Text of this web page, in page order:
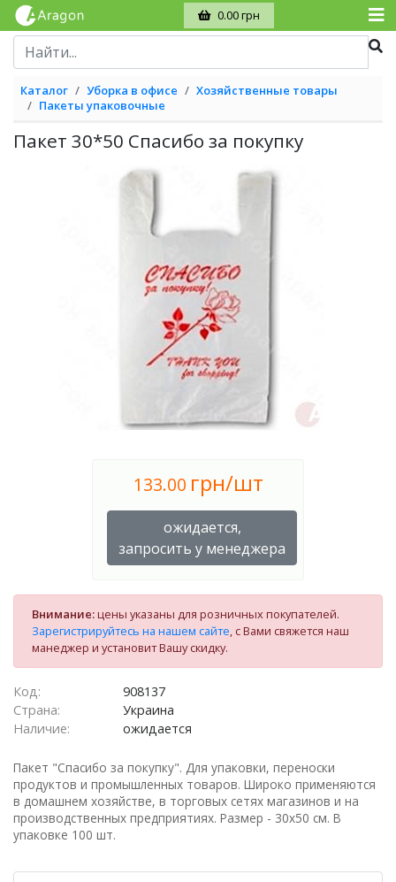
0.00 грн
Каталог Уборка в офисе
Хозяйственные товары
Пакеты упаковочные
Пакет 30*50 Спасибо за покупку
133.00 грн/шт
ожидается,
запросить у менеджера
Внимание:цены указаны для розничных покупателей.
Зарегистрируйтесь на нашем сайте , с Вами свяжется наш
манеджер и установит Вашу скидку.
Код:
908137
Страна:
Украина
Наличие:
ожидается
Пакет "Спасибо за покупку". Для упаковки, переноски
продуктов и промышленных товаров. Широко применяются
в домашнем хозяйстве, в торговых сетях магазинов и на
производственных предприятиях. Размер - 30х50 см. В
упаковке 100 шт.